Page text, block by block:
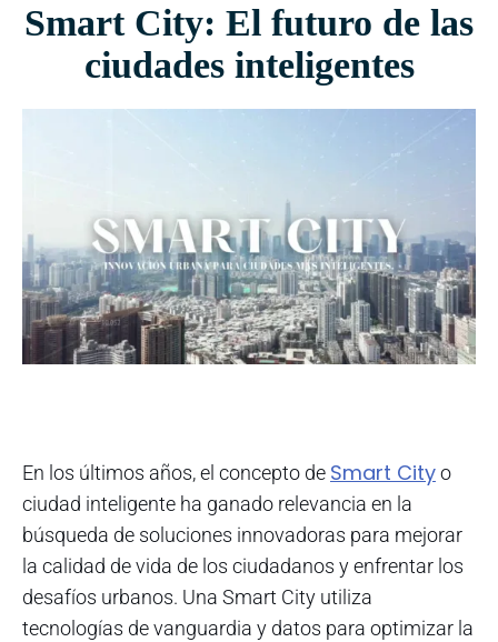
Smart City: El futuro de las
ciudades inteligentes
En los últimos años, el concepto de Smart Cityo
ciudad inteligente ha ganado relevancia en la
búsqueda de soluciones innovadoras para mejorar
la calidad de vida de los ciudadanos y enfrentar los
desafíos urbanos. Una Smart City utiliza
tecnologías de vanguardia y datos para optimizar la